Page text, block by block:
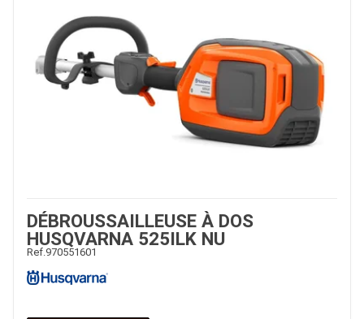
DÉBROUSSAILLEUSE À DOS
HUSQVARNA 525ILK NU
Ref. 970551601